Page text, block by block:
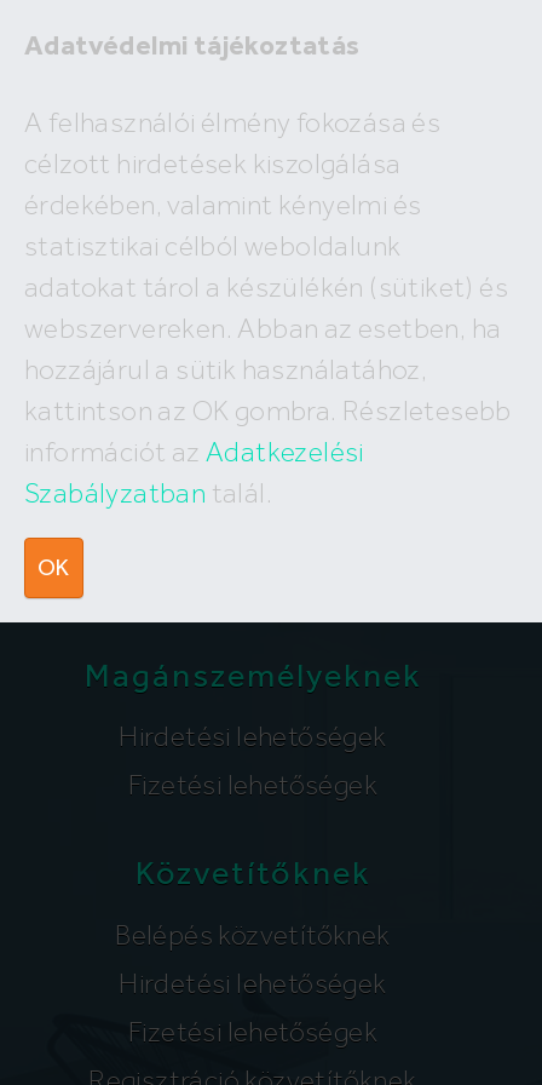
Adatvédelmi tájékoztatás
A felhasználói élmény fokozása és
célzott hirdetések kiszolgálása
érdekében, valamint kényelmi és
statisztikai célból weboldalunk
adatokat tárol a készülékén (sütiket) és
webszervereken. Abban az esetben, ha
hozzájárul a sütik használatához,
kattintson az OK gombra. Részletesebb
információt az Adatkezelési
Szabályzatban talál.
OK
A megadott ingatlan már nem
szerepel az adatbázisunkban!
Hívj minket
+36 (30) 550 5566
Írj nekünk
Magánszemélyeknek
Hirdetési lehetőségek
Fizetési lehetőségek
Közvetítőknek
Belépés közvetítőknek
Hirdetési lehetőségek
Fizetési lehetőségek